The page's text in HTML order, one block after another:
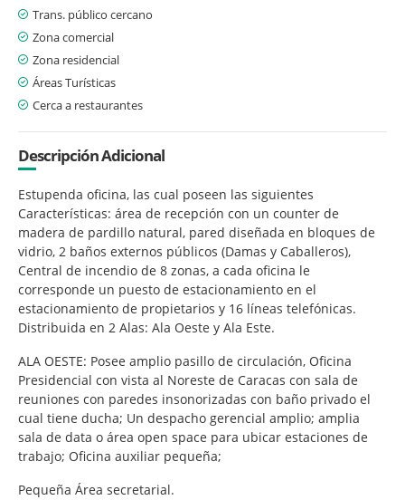
Trans. público cercano
Zona comercial
Zona residencial
Áreas Turísticas
Cerca a restaurantes
Descripción Adicional
Estupenda oficina, las cual poseen las siguientes
Características: área de recepción con un counter de
madera de pardillo natural, pared diseñada en bloques de
vidrio, 2 baños externos públicos (Damas y Caballeros),
Central de incendio de 8 zonas, a cada oficina le
corresponde un puesto de estacionamiento en el
estacionamiento de propietarios y 16 líneas telefónicas.
Distribuida en 2 Alas: Ala Oeste y Ala Este.
ALA OESTE: Posee amplio pasillo de circulación, Oficina
Presidencial con vista al Noreste de Caracas con sala de
reuniones con paredes insonorizadas con baño privado el
cual tiene ducha; Un despacho gerencial amplio; amplia
sala de data o área open space para ubicar estaciones de
trabajo; Oficina auxiliar pequeña;
Pequeña Área secretarial.